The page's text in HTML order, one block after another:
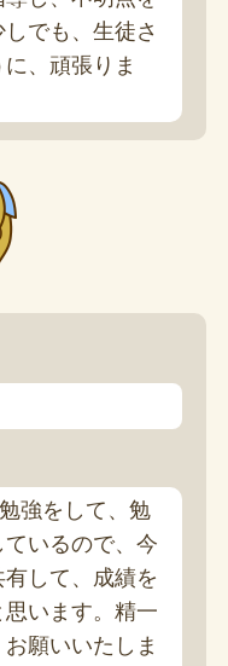
でも、生徒さ
、頑張りま
強をして、勉
いるので、今
して、成績を
います。精一
願いいたしま